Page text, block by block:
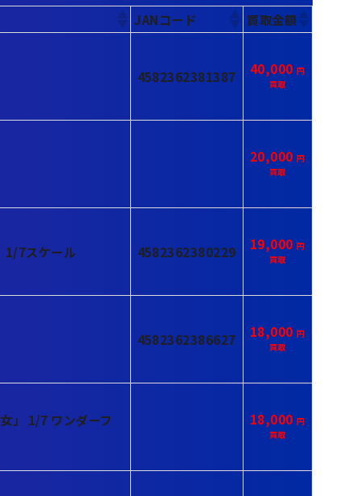
JANコード 買取金額
4582362381387 40,000
20,000
1/7スケール 4582362380229 19,000
4582362386627 18,000
」 1/7 ワンダーフ
18,000